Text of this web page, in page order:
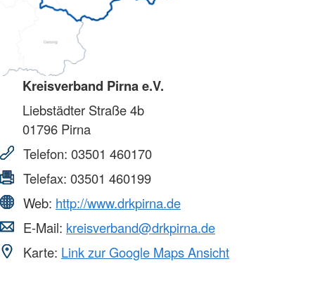
Kreisverband Pirna e.V.
Liebstädter Straße 4b
01796 Pirna
Telefon: 03501 460170
Telefax: 03501 460199
Web: http://www.drkpirna.de
E-Mail: kreisverband@drkpirna.de
Karte: Link zur Google Maps Ansicht